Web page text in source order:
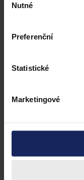
souhlasu
Nutné
Preferenční
Statistické
Marketingové